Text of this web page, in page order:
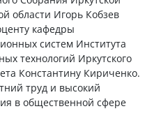
области Игорь Кобзев
кафедры
систем Института
технологий Иркутского
Константину Кириченко.
труд и высокий
в общественной сфере